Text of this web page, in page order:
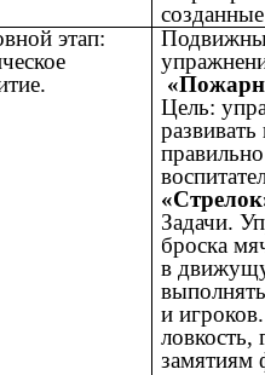
этап:
Цель:
Задачи.
броска
в
и
ловкость,
замятиям